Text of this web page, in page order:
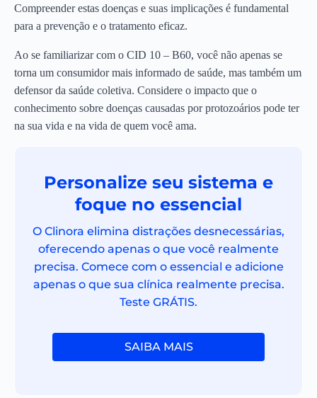
Compreender estas doenças e suas implicações é fundamental
para a prevenção e o tratamento eficaz.
Ao se familiarizar com o CID 10 – B60, você não apenas se
torna um consumidor mais informado de saúde, mas também um
defensor da saúde coletiva. Considere o impacto que o
conhecimento sobre doenças causadas por protozoários pode ter
na sua vida e na vida de quem você ama.
Personalize seu sistema e
foque no essencial
O Clinora elimina distrações desnecessárias,
oferecendo apenas o que você realmente
precisa. Comece com o essencial e adicione
apenas o que sua clínica realmente precisa.
Teste GRÁTIS.
SAIBA MAIS